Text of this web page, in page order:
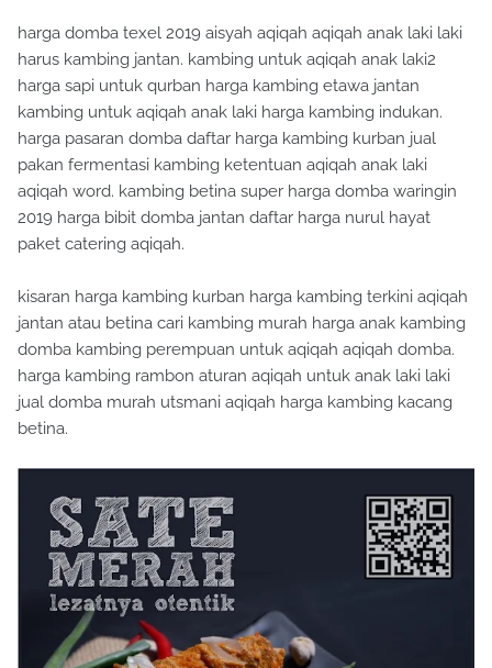
harga domba texel 2019 aisyah aqiqah aqiqah anak laki laki
harus kambing jantan. kambing untuk aqiqah anak laki2
harga sapi untuk qurban harga kambing etawa jantan
kambing untuk aqiqah anak laki harga kambing indukan.
harga pasaran domba daftar harga kambing kurban jual
pakan fermentasi kambing ketentuan aqiqah anak laki
aqiqah word. kambing betina super harga domba waringin
2019 harga bibit domba jantan daftar harga nurul hayat
paket catering aqiqah.
kisaran harga kambing kurban harga kambing terkini aqiqah
jantan atau betina cari kambing murah harga anak kambing
domba kambing perempuan untuk aqiqah aqiqah domba.
harga kambing rambon aturan aqiqah untuk anak laki laki
jual domba murah utsmani aqiqah harga kambing kacang
betina.